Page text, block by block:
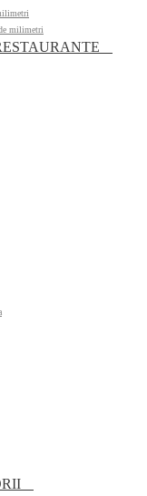
milimetri